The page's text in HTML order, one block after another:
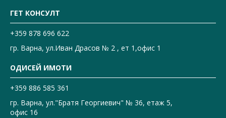
ГЕТ КОНСУЛТ
+359 878 696 622
гр. Варна, ул.Иван Драсов № 2 , ет 1,офис 1
ОДИСЕЙ ИМОТИ
+359 886 585 361
гр. Варна, ул."Братя Георгиевич" № 36, етаж 5,
офис 16